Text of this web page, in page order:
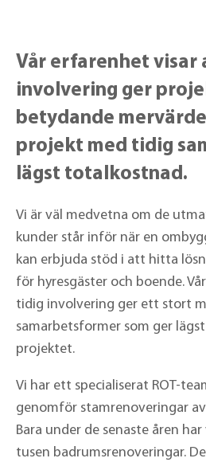
Vår erfarenhet visar
involvering ger
betydande
projekt med tidig
lägst totalkostnad.
Vi är väl medvetna om de
kunder står inför när en
kan erbjuda stöd i att hitta
för hyresgäster och boende.
tidig involvering ger ett stort
samarbetsformer som ger
projektet.
Vi har ett specialiserat ROT-
genomför stamrenoveringar
Bara under de senaste åren
tusen badrumsrenoveringar.